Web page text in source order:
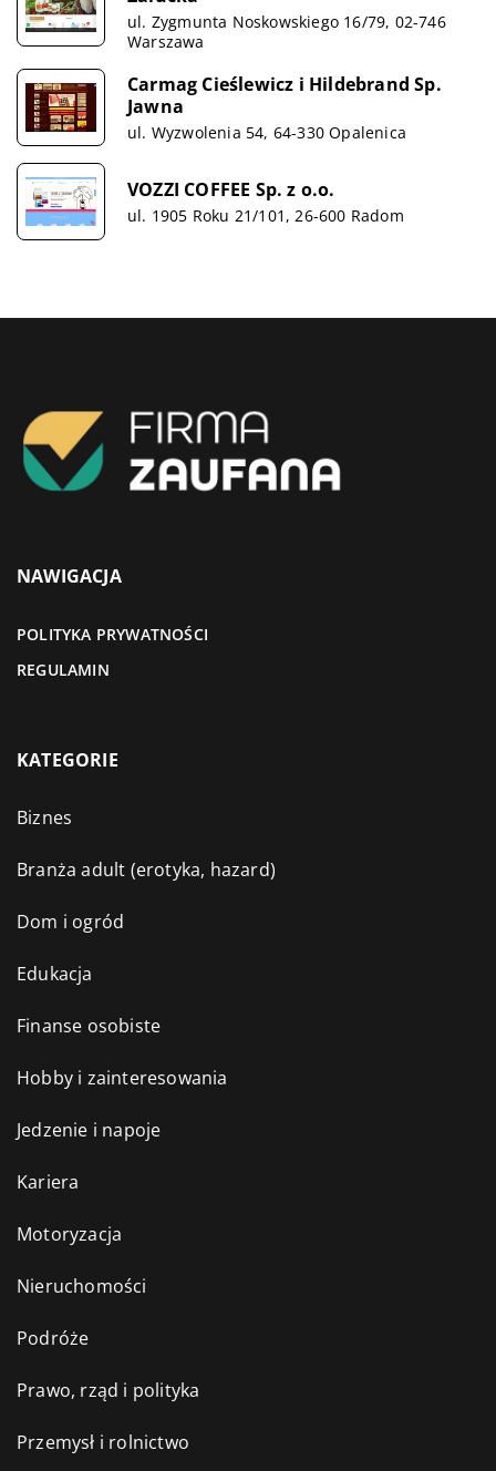
ul. Zygmunta Noskowskiego 16/79, 02-746
Warszawa
Carmag Cieślewicz i Hildebrand Sp.
Jawna
ul. Wyzwolenia 54, 64-330 Opalenica
VOZZI COFFEE Sp. z o.o.
ul. 1905 Roku 21/101, 26-600 Radom
NAWIGACJA
POLITYKA PRYWATNOŚCI
REGULAMIN
KATEGORIE
Biznes
Branża adult (erotyka, hazard)
Dom i ogród
Edukacja
Finanse osobiste
Hobby i zainteresowania
Jedzenie i napoje
Kariera
Motoryzacja
Nieruchomości
Podróże
Prawo, rząd i polityka
Przemysł i rolnictwo